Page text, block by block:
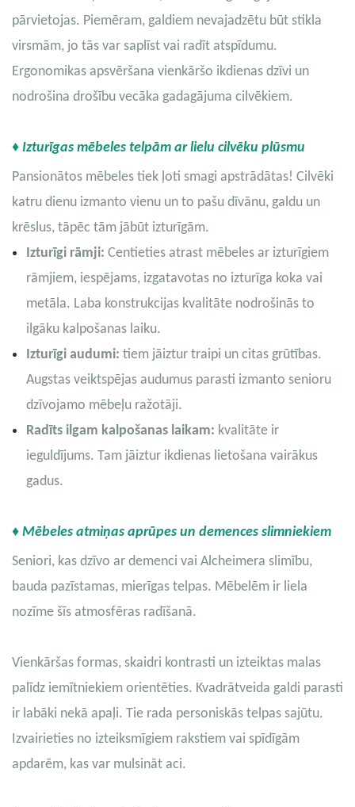
pārvietojas. Piemēram, galdiem nevajadzētu būt stikla
virsmām, jo ​​tās var saplīst vai radīt atspīdumu.
Ergonomikas apsvēršana vienkāršo ikdienas dzīvi un
nodrošina drošību vecāka gadagājuma cilvēkiem.
♦ Izturīgas mēbeles telpām ar lielu cilvēku plūsmu
Pansionātos mēbeles tiek ļoti smagi apstrādātas! Cilvēki
katru dienu izmanto vienu un to pašu dīvānu, galdu un
krēslus, tāpēc tām jābūt izturīgām.
Izturīgi rāmji: Centieties atrast mēbeles ar izturīgiem
rāmjiem, iespējams, izgatavotas no izturīga koka vai
metāla. Laba konstrukcijas kvalitāte nodrošinās to
ilgāku kalpošanas laiku.
Izturīgi audumi: tiem jāiztur traipi un citas grūtības.
Augstas veiktspējas audumus parasti izmanto senioru
dzīvojamo mēbeļu ražotāji.
Radīts ilgam kalpošanas laikam: kvalitāte ir
ieguldījums. Tam jāiztur ikdienas lietošana vairākus
gadus.
♦ Mēbeles atmiņas aprūpes un demences slimniekiem
Seniori, kas dzīvo ar demenci vai Alcheimera slimību,
bauda pazīstamas, mierīgas telpas. Mēbelēm ir liela
nozīme šīs atmosfēras radīšanā.
Vienkāršas formas, skaidri kontrasti un izteiktas malas
palīdz iemītniekiem orientēties. Kvadrātveida galdi parasti
ir labāki nekā apaļi. Tie rada personiskās telpas sajūtu.
Izvairieties no izteiksmīgiem rakstiem vai spīdīgām
apdarēm, kas var mulsināt aci.